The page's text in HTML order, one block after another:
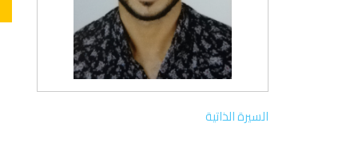
السيرة الذاتية